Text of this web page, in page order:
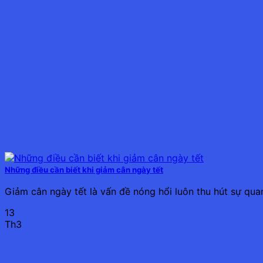
Những điều cần biết khi giảm cân ngày tết
Giảm cân ngày tết là vấn đề nóng hổi luôn thu hút sự
13
Th3